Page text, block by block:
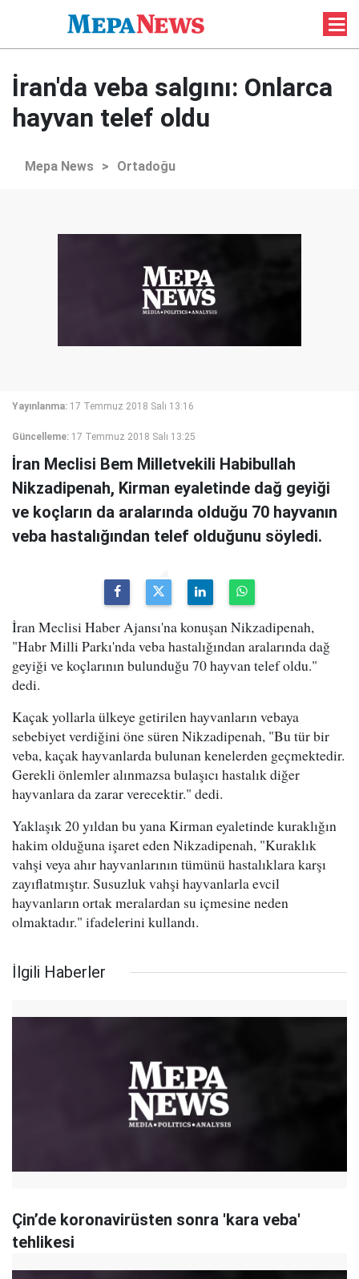
İran'da veba salgını: Onlarca
hayvan telef oldu
Mepa News > Ortadoğu
Yayınlanma: 17 Temmuz 2018 Salı 13:16
Güncelleme: 17 Temmuz 2018 Salı 13:25
İran Meclisi Bem Milletvekili Habibullah
Nikzadipenah, Kirman eyaletinde dağ geyiği
ve koçların da aralarında olduğu 70 hayvanın
veba hastalığından telef olduğunu söyledi.
İran Meclisi Haber Ajansı'na konuşan Nikzadipenah,
"Habr Milli Parkı'nda veba hastalığından aralarında dağ
geyiği ve koçlarının bulunduğu 70 hayvan telef oldu."
dedi.
Kaçak yollarla ülkeye getirilen hayvanların vebaya
sebebiyet verdiğini öne süren Nikzadipenah, "Bu tür bir
veba, kaçak hayvanlarda bulunan kenelerden geçmektedir.
Gerekli önlemler alınmazsa bulaşıcı hastalık diğer
hayvanlara da zarar verecektir." dedi.
Yaklaşık 20 yıldan bu yana Kirman eyaletinde kuraklığın
hakim olduğuna işaret eden Nikzadipenah, "Kuraklık
vahşi veya ahır hayvanlarının tümünü hastalıklara karşı
zayıflatmıştır. Susuzluk vahşi hayvanlarla evcil
hayvanların ortak meralardan su içmesine neden
olmaktadır." ifadelerini kullandı.
İlgili Haberler
Çin’de koronavirüsten sonra 'kara veba'
tehlikesi